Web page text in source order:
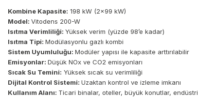
Kombine Kapasite: 198 kW (2x99 kW)
Model: Vitodens 200-W
Isıtma Verimliliği: Yüksek verim (yüzde 98’e kadar)
Isıtma Tipi: Modülasyonlu gazlı kombi
Sistem Uyumluluğu: Modüler yapısı ile kapasite arttırılabilir
Emisyonlar: Düşük NOx ve CO2 emisyonları
Sıcak Su Temini: Yüksek sıcak su verimliliği
Dijital Kontrol Sistemi: Uzaktan kontrol ve izleme imkanı
Kullanım Alanı: Ticari binalar, oteller, büyük konutlar,